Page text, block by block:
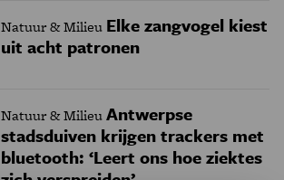
Natuur & Milieu Elke zangvogel kiest
uit acht patronen
Natuur & MilieuAntwerpse
stadsduiven krijgen trackers met
bluetooth: ‘Leert ons hoe ziektes